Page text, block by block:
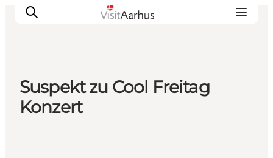
Sehen und erleben
Suspekt zu Cool Freitag
Konzert